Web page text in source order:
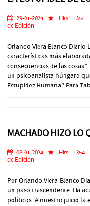
29-01-2024 Hits: 1354
de Edición
Orlando Viera Blanco Diario
características más
consecuencias de las
un psicoanalista húngaro
Estupidez Humana”. Para
MACHADO HIZO LO
08-01-2024 Hits: 1354
de Edición
Por Orlando Viera-Blanco
un paso trascendente. Ha
políticos. A nuestro juicio la